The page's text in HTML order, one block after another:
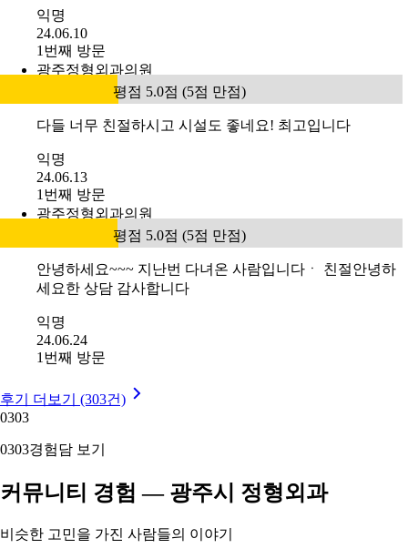
익명
24.06.10
1번째 방문
광주정형외과의원
평점 5.0점 (5점 만점)
다들 너무 친절하시고 시설도 좋네요! 최고입니다
익명
24.06.13
1번째 방문
광주정형외과의원
평점 5.0점 (5점 만점)
안녕하세요~~~ 지난번 다녀온 사람입니다ㆍ 친절안녕하
세요한 상담 감사합니다
익명
24.06.24
1번째 방문
후기 더보기 (303건)
0303
0303경험담 보기
커뮤니티 경험 — 광주시 정형외과
비슷한 고민을 가진 사람들의 이야기